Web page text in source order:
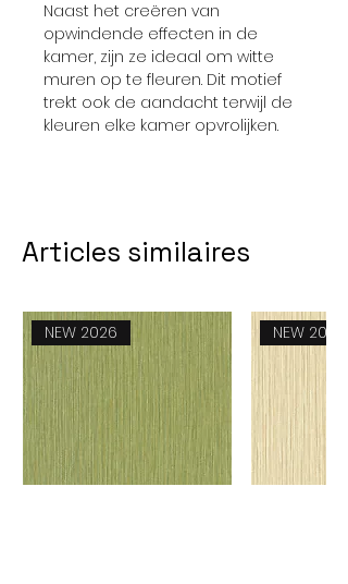
Naast het creëren van
opwindende effecten in de
kamer, zijn ze ideaal om witte
muren op te fleuren. Dit motief
trekt ook de aandacht terwijl de
kleuren elke kamer opvrolijken.
Articles similaires
NEW 2026 NEW 2026